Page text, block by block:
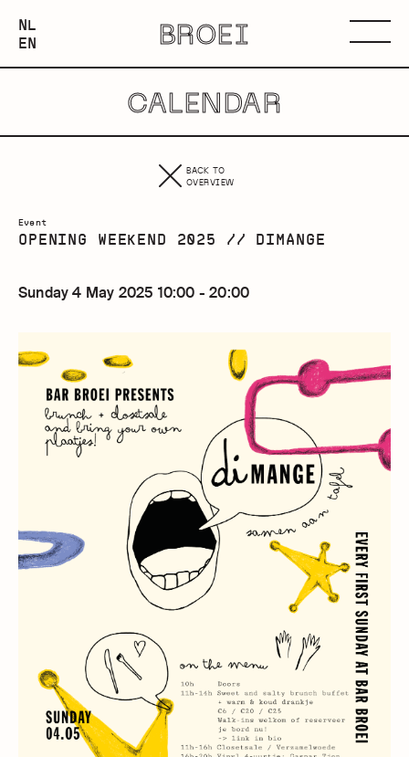
NEDERLANDS
NL
ENGLISH
EN BROEI
CALENDAR
BACK TO
OVERVIEW
Event
OPENING WEEKEND 2025 // DIMANGE
Sunday 4 May 2025 10:00 - 20:00